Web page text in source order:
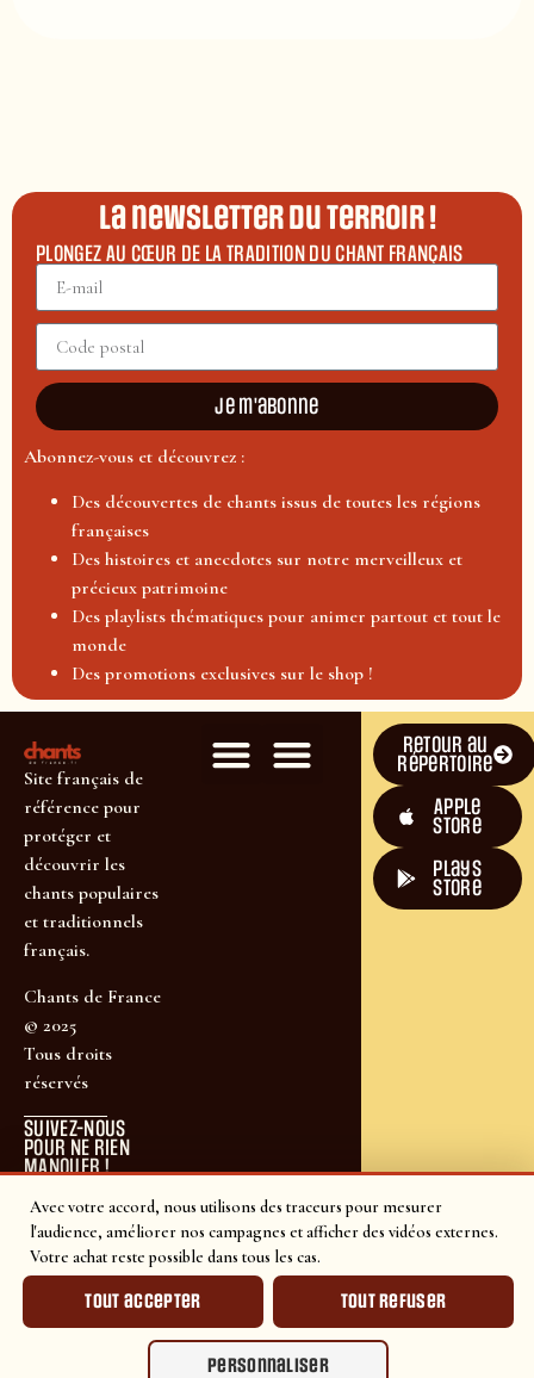
Avec votre accord, nous utilisons des traceurs pour mesurer
l'audience, améliorer nos campagnes et afficher des vidéos externes.
Votre achat reste possible dans tous les cas.
Tout accepter Tout refuser
Personnaliser
La newsletter du terroir !
PLONGEZ AU CŒUR DE LA TRADITION DU CHANT FRANÇAIS
Je m'abonne
Abonnez-vous et découvrez :
Des découvertes de chants issus de toutes les régions
françaises
Des histoires et anecdotes sur notre merveilleux et
précieux patrimoine
Des playlists thématiques pour animer partout et tout le
monde
Des promotions exclusives sur le shop !
Site français de
référence pour
protéger et
découvrir les
chants populaires
et traditionnels
français.
Chants de France
© 2025
Tous droits
réservés
SUIVEZ-NOUS
POUR NE RIEN
MANQUER !
Retour au
répertoire
Apple
Store
plays
store